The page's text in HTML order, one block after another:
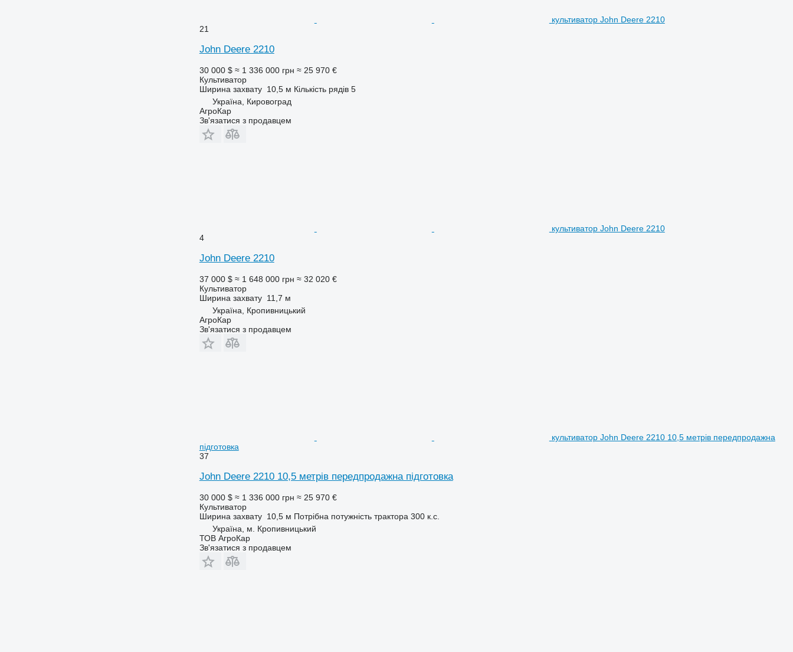
культиватор John Deere 2210
21
John Deere 2210
30 000 $ ≈ 1 336 000 грн ≈ 25 970 €
Культиватор
Ширина захвату 10,5 м Кількість рядів 5
Україна, Кировоград
АгроКар
Зв'язатися з продавцем
культиватор John Deere 2210
4
John Deere 2210
37 000 $ ≈ 1 648 000 грн ≈ 32 020 €
Культиватор
Ширина захвату 11,7 м
Україна, Кропивницький
АгроКар
Зв'язатися з продавцем
культиватор John Deere 2210 10,5 метрів передпродажна
підготовка
37
John Deere 2210 10,5 метрів передпродажна підготовка
30 000 $ ≈ 1 336 000 грн ≈ 25 970 €
Культиватор
Ширина захвату 10,5 м Потрібна потужність трактора 300 к.с.
Україна, м. Кропивницький
ТОВ АгроКар
Зв'язатися з продавцем